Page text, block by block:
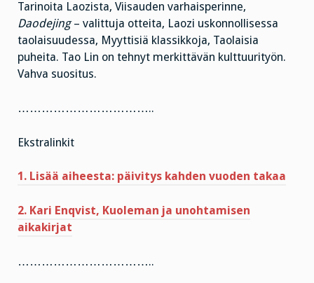
Tarinoita Laozista, Viisauden varhaisperinne,
Daodejing– valittuja otteita, Laozi uskonnollisessa
taolaisuudessa, Myyttisiä klassikkoja, Taolaisia
puheita. Tao Lin on tehnyt merkittävän kulttuurityön.
Vahva suositus.
……………………………..
Ekstralinkit
1. Lisää aiheesta: päivitys kahden vuoden takaa
2. Kari Enqvist, Kuoleman ja unohtamisen
aikakirjat
……………………………..